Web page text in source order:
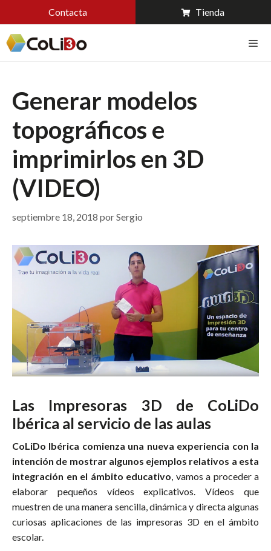
Contacta Tienda
Generar modelos
topográficos e
imprimirlos en 3D
(VIDEO)
septiembre 18, 2018 porSergio
Las Impresoras 3D de CoLiDo
Ibérica al servicio de las aulas
CoLiDo Ibérica comienza una nueva experiencia con la
intención de mostrar algunos ejemplos relativos a esta
integración en el ámbito educativo, vamos a proceder a
elaborar pequeños vídeos explicativos. Vídeos que
muestren de una manera sencilla, dinámica y directa algunas
curiosas aplicaciones de las impresoras 3D en el ámbito
escolar.